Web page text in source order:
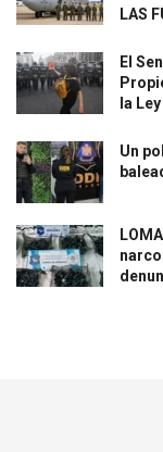
LAS
El
la
Un